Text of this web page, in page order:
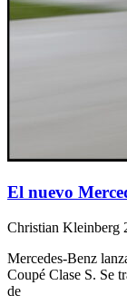
El nuevo
Christian Kleinberg
Mercedes-Benz
Coupé Clase S. Se
de